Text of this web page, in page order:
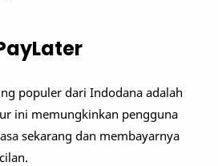
populer dari Indodana adalah
ini memungkinkan pengguna
sekarang dan membayarnya